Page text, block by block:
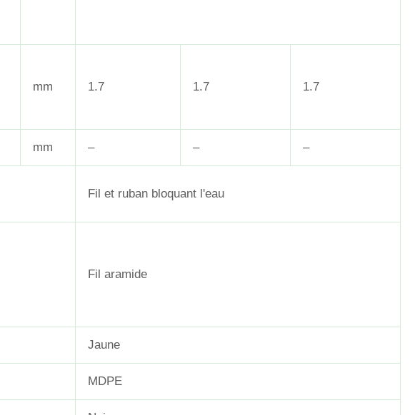
mm 1.7 1.7 1.7
mm – – –
Fil et ruban bloquant l'eau
Fil aramide
Jaune
MDPE